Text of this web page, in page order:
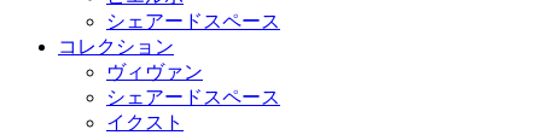
シェアードスペース
コレクション
ヴィヴァン
シェアードスペース
イクスト